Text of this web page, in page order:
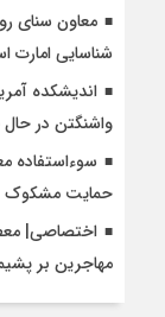
معاون سنای
شناسایی
اندیشکده
واشنگتن در
سوءاستفاده
حمایت مشکوک
اختصاصی|
مهاجرین بر